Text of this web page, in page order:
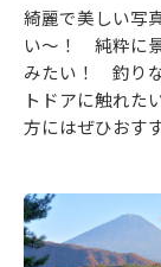
綺麗で美しい写
い～！ 純粋に
みたい！ 釣り
トドアに触れた
方にはぜひおす